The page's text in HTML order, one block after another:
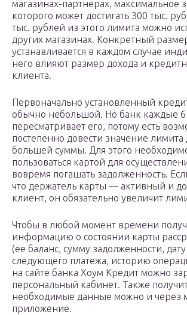
магазинах-партнерах, максимальное
которого может достигать 300 тыс.
тыс. рублей из этого лимита можно
других магазинах. Конкретный
устанавливается в каждом случае
него влияют размер дохода и
клиента.
Первоначально установленный
обычно небольшой. Но банк каждые 6
пересматривает его, потому есть
постепенно довести значение лимита
большей суммы. Для этого
пользоваться картой для
вовремя погашать задолженность.
что держатель карты — активный и
клиент, он обязательно увеличит
Чтобы в любой момент времени
информацию о состоянии карты
(ее баланс, сумму задолженности,
следующего платежа, историю
на сайте банка Хоум Кредит можно
персональный кабинет. Также
необходимые данные можно и через
приложение.